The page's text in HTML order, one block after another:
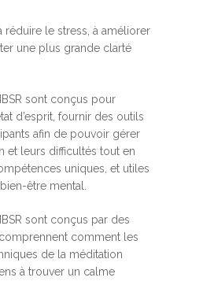
réduire le stress, à améliorer
une plus grande clarté
sont conçus pour
d’esprit, fournir des outils
afin de pouvoir gérer
et leurs difficultés tout en
uniques, et utiles
être mental.
sont conçus par des
comment les
de la méditation
à trouver un calme